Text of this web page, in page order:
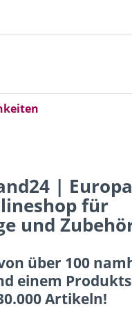
|
für
und
über 100
einem
Artikeln!